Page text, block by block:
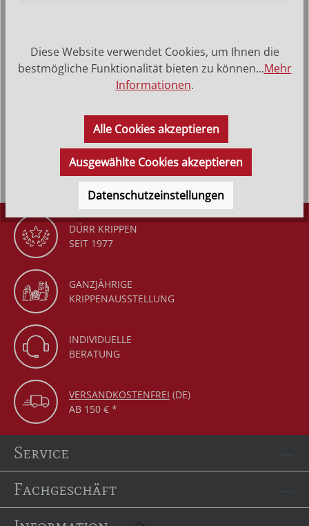
Das schlicht moderne Meditationskreuz ist von Größe 9 cm
bis Größe 30 cm aus Bergahornholz geschnitzt, die Größe
Mehr
DÜRR KRIPPEN
SEIT 1977
GANZJÄHRIGE
KRIPPENAUSSTELLUNG
INDIVIDUELLE
BERATUNG
VERSANDKOSTENFREI (DE)
AB 150 € *
Service
Fachgeschäft
Diese Website verwendet Cookies, um Ihnen die
bestmögliche Funktionalität bieten zu können...Mehr
Informationen.
Alle Cookies akzeptieren
Ausgewählte Cookies akzeptieren
Datenschutzeinstellungen